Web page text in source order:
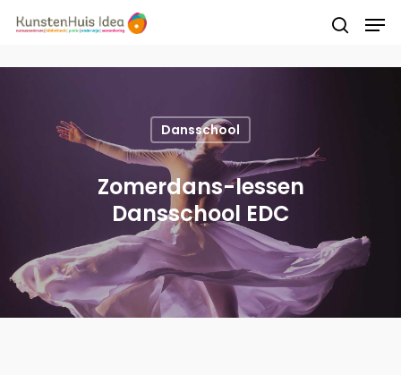
druk op ESC om te sluiten
Dansschool
Zomerdans-lessen
Dansschool EDC